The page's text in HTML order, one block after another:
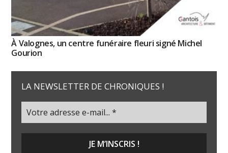
À Valognes, un centre funéraire fleuri signé Michel
Gourion
LA NEWSLETTER DE CHRONIQUES !